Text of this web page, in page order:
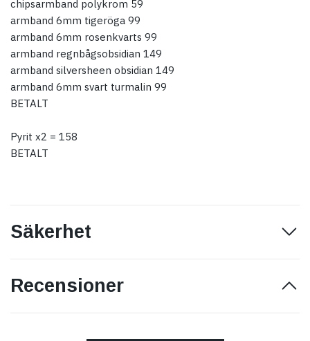
chipsarmband polykrom 59
armband 6mm tigeröga 99
armband 6mm rosenkvarts 99
armband regnbågsobsidian 149
armband silversheen obsidian 149
armband 6mm svart turmalin 99
BETALT
Pyrit x2 = 158
BETALT
Säkerhet
Recensioner